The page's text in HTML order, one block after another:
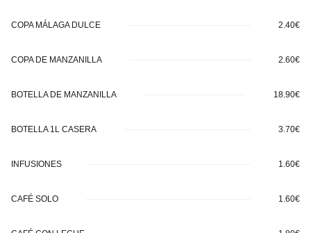
COPA MÁLAGA DULCE 2.40€
COPA DE MANZANILLA 2.60€
BOTELLA DE MANZANILLA 18.90€
BOTELLA 1L CASERA 3.70€
INFUSIONES 1.60€
CAFÉ SOLO 1.60€